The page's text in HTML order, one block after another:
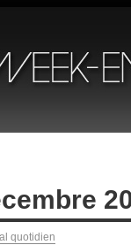
quotidien